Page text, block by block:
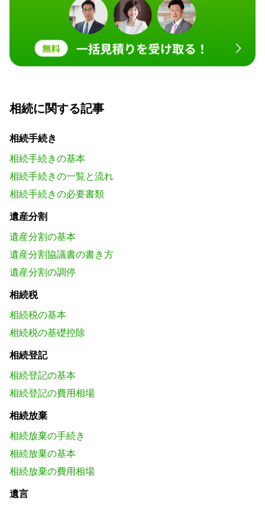
相続に関する記事
相続手続き
相続手続きの基本
相続手続きの一覧と流れ
相続手続きの必要書類
遺産分割
遺産分割の基本
遺産分割協議書の書き方
遺産分割の調停
相続税
相続税の基本
相続税の基礎控除
相続登記
相続登記の基本
相続登記の費用相場
相続放棄
相続放棄の手続き
相続放棄の基本
相続放棄の費用相場
遺言